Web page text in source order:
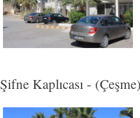
Şifne Kaplıcası -